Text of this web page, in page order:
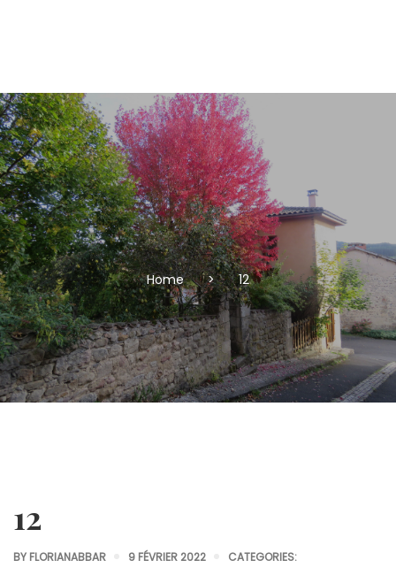
Home > 12
12
BY FLORIANABBAR 9 FÉVRIER 2022 CATEGORIES: